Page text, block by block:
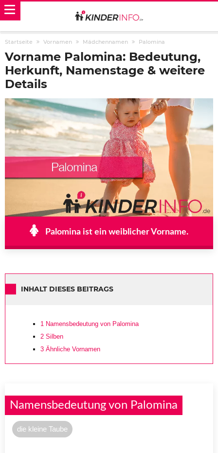
Startseite Vornamen Mädchennamen Palomina
Vorname Palomina: Bedeutung,
Herkunft, Namenstage & weitere
Details
Palomina ist ein weiblicher Vorname.
INHALT DIESES BEITRAGS
1 Namensbedeutung von Palomina
2 Silben
3 Ähnliche Vornamen
Namensbedeutung von Palomina
die kleine Taube